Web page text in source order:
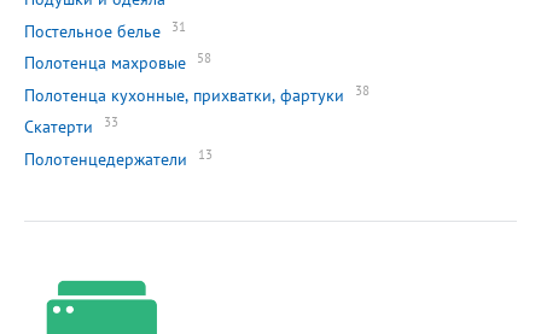
Постельное белье 31
Полотенца махровые 58
Полотенца кухонные, прихватки, фартуки 38
Скатерти 33
Полотенцедержатели 13